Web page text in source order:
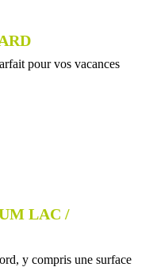
pour vos vacances
LAC /
y compris une surface